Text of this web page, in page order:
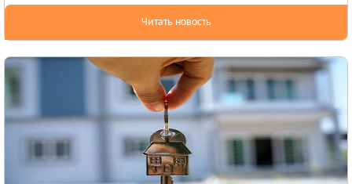
Стрый
НИКОЛАЕВСКАЯ ОБЛАСТЬ
Вознесенск
Новая Одесса
Смотреть всё
ОДЕССКАЯ ОБЛАСТЬ
Читать новость